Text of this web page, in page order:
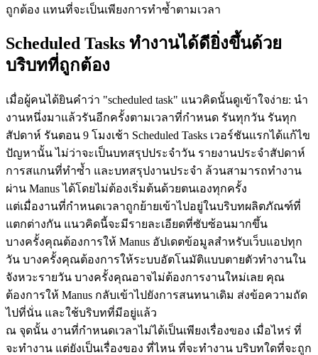
ถูกต้อง แทนที่จะเป็นเพียงการทำซ้ำตามเวลา
Scheduled Tasks ทำงานได้ดียิ่งขึ้นด้วย
บริบทที่ถูกต้อง
เมื่อผู้คนได้ยินคำว่า "scheduled task" แนวคิดนั้นดูเข้าใจง่าย: นำ
งานหนึ่งมาแล้วรันอีกครั้งตามเวลาที่กำหนด รันทุกวัน รันทุก
สัปดาห์ รันตอน 9 โมงเช้า Scheduled Tasks เวอร์ชันแรกได้แก้ไข
ปัญหานั้น ไม่ว่าจะเป็นบทสรุปประจำวัน รายงานประจำสัปดาห์
การสแกนที่ทำซ้ำ และบทสรุปงานประจำ ล้วนสามารถทำงาน
ผ่าน Manus ได้โดยไม่ต้องเริ่มต้นด้วยตนเองทุกครั้ง
แต่เมื่องานที่กำหนดเวลาถูกย้ายเข้าไปอยู่ในบริบทผลิตภัณฑ์ที่
แตกต่างกัน แนวคิดนี้จะมีรายละเอียดที่ซับซ้อนมากขึ้น
บางครั้งคุณต้องการให้ Manus อัปเดตข้อมูลสำหรับเว็บแอปทุก
วัน บางครั้งคุณต้องการให้ระบบอัตโนมัติแบบตายตัวทำงานใน
จังหวะรายวัน บางครั้งคุณอาจไม่ต้องการงานใหม่เลย คุณ
ต้องการให้ Manus กลับเข้าไปยังการสนทนาเดิม ส่งข้อความถัด
ไปที่นั่น และใช้บริบทที่มีอยู่แล้ว
ณ จุดนั้น งานที่กำหนดเวลาไม่ได้เป็นเพียงเรื่องของ เมื่อไหร่ ที่
จะทำงาน แต่ยังเป็นเรื่องของ ที่ไหน ที่จะทำงาน บริบทใดที่จะถูก